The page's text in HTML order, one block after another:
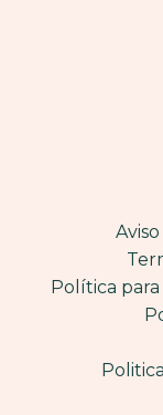
Política